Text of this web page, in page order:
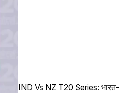
IND Vs NZ T20 Series: